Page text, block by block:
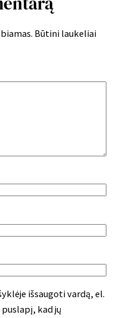
Būtini laukeliai
išsaugoti vardą, el.
kad jų